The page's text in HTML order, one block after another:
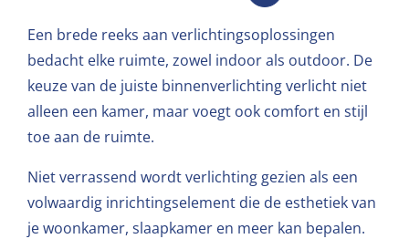
Een brede reeks aan verlichtingsoplossingen
bedacht elke ruimte, zowel indoor als outdoor. De
keuze van de juiste binnenverlichting verlicht niet
alleen een kamer, maar voegt ook comfort en stijl
toe aan de ruimte.
Niet verrassend wordt verlichting gezien als een
volwaardig inrichtingselement die de esthetiek van
je woonkamer, slaapkamer en meer kan bepalen.